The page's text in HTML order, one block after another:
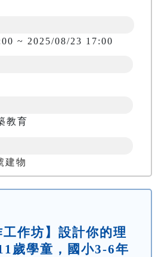
~ 2025/08/23 17:00
教育
建物
作坊】設計你的理
歲學童，國小3-6年